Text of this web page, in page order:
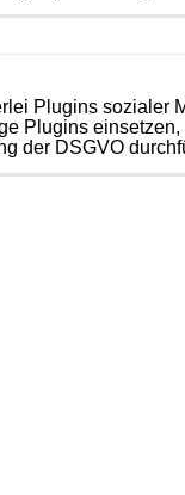
Plugins sozialer
Plugins
der DSGVO